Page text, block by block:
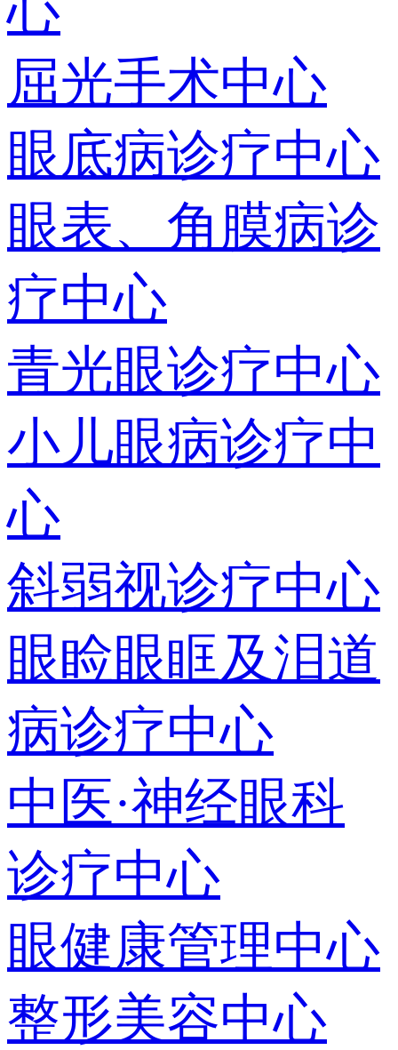
屈光手术中心
眼底病诊疗中心
眼表、角膜病诊
疗中心
青光眼诊疗中心
小儿眼病诊疗中
心
斜弱视诊疗中心
眼睑眼眶及泪道
病诊疗中心
中医·神经眼科
诊疗中心
眼健康管理中心
整形美容中心